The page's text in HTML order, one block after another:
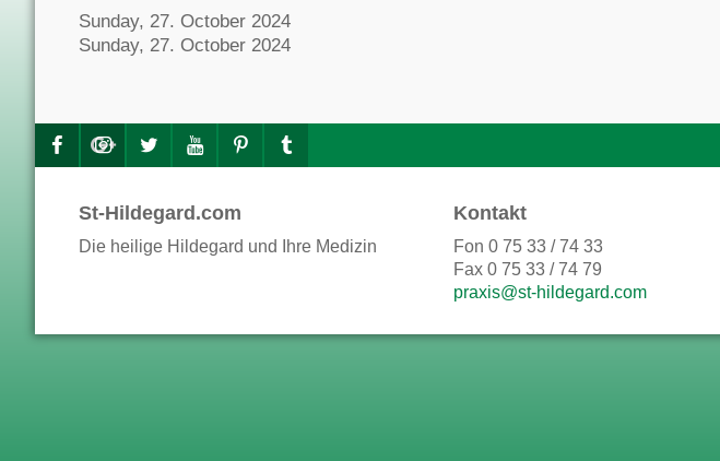
Sunday, 27. October 2024
Sunday, 27. October 2024
St-Hildegard.com
Die heilige Hildegard und Ihre Medizin
Kontakt
Fon 0 75 33 / 74 33
Fax 0 75 33 / 74 79
praxis@st-hildegard.com